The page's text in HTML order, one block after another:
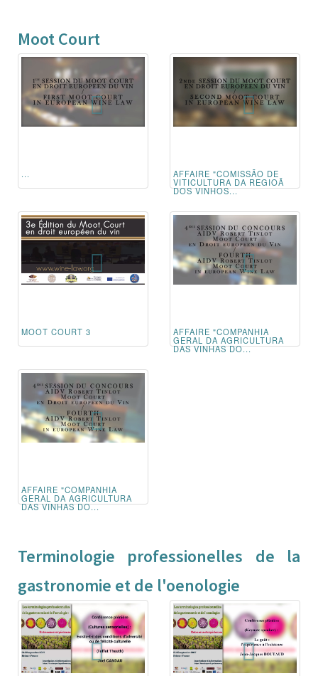
Moot Court
... AFFAIRE "COMISSÃO DE
VITICULTURA DA REGIOÃ
DOS VINHOS...
MOOT COURT 3 AFFAIRE "COMPANHIA
GERAL DA AGRICULTURA
DAS VINHAS DO...
AFFAIRE "COMPANHIA
GERAL DA AGRICULTURA
DAS VINHAS DO...
Terminologie professionelles de la
gastronomie et de l'oenologie